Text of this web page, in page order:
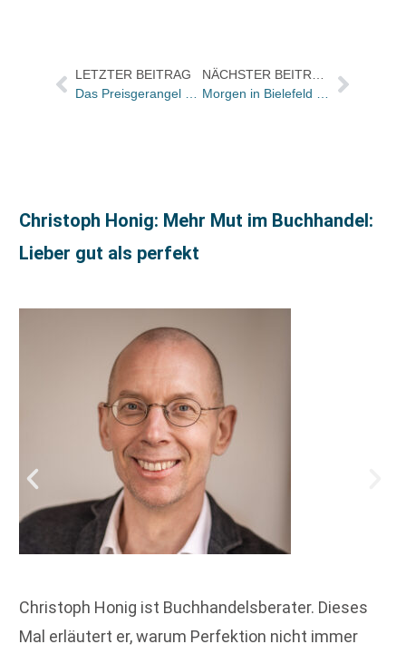
LETZTER BEITRAG
Christoph Honig: Mehr Mut im Buchhandel:
Lieber gut als perfekt
Christoph Honig ist Buchhandelsberater. Dieses
Mal erläutert er, warum Perfektion nicht immer